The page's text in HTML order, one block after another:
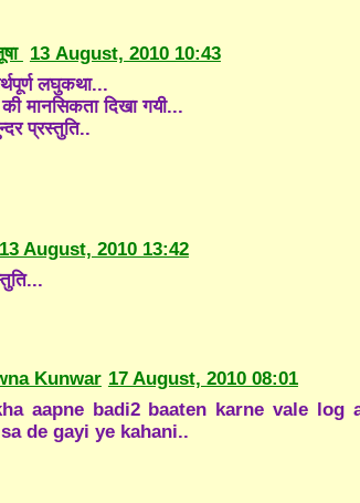
13 August, 2010 10:43
लघुकथा...
मानसिकता दिखा गयी...
प्रस्तुति..
13 August, 2010 13:42
Kunwar 17 August, 2010 08:01
aapne badi2 baaten karne vale
de gayi ye kahani..